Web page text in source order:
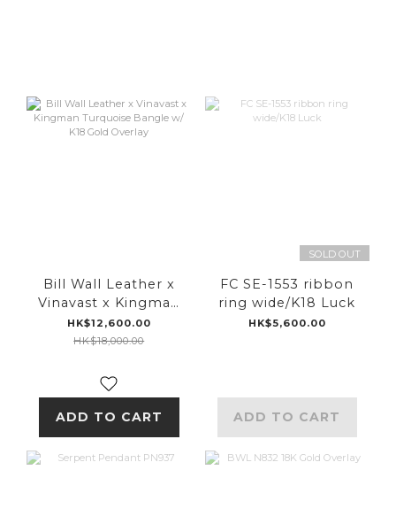
Bill Wall Leather x
Vinavast x Kingman
Turquoise Bangle w/
K18 Gold Overlay
HK$12,600.00
HK$18,000.00
ADD TO CART
SOLD OUT
FC SE-1553 ribbon
ring wide/K18 Luck
HK$5,600.00
ADD TO CART